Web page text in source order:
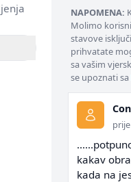
NAPOMENA:
Molimo
stavove
prihvatate
sa vašim
se upoznati sa
kakav
kada na